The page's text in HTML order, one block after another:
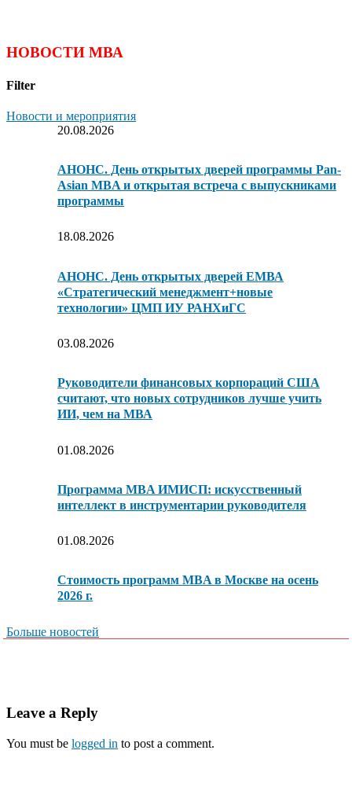
НОВОСТИ МВА
Filter
Новости и мероприятия
20.08.2026
АНОНС. День открытых дверей программы Pan-
Asian MBA и открытая встреча с выпускниками
программы
18.08.2026
АНОНС. День открытых дверей ЕМВА
«Стратегический менеджмент+новые
технологии» ЦМП ИУ РАНХиГС
03.08.2026
Руководители финансовых корпораций США
считают, что новых сотрудников лучше учить
ИИ, чем на МВА
01.08.2026
Программа MBA ИМИСП: искусственный
интеллект в инструментарии руководителя
01.08.2026
Стоимость программ MBA в Москве на осень
2026 г.
Больше новостей
Leave a Reply
You must be logged in to post a comment.